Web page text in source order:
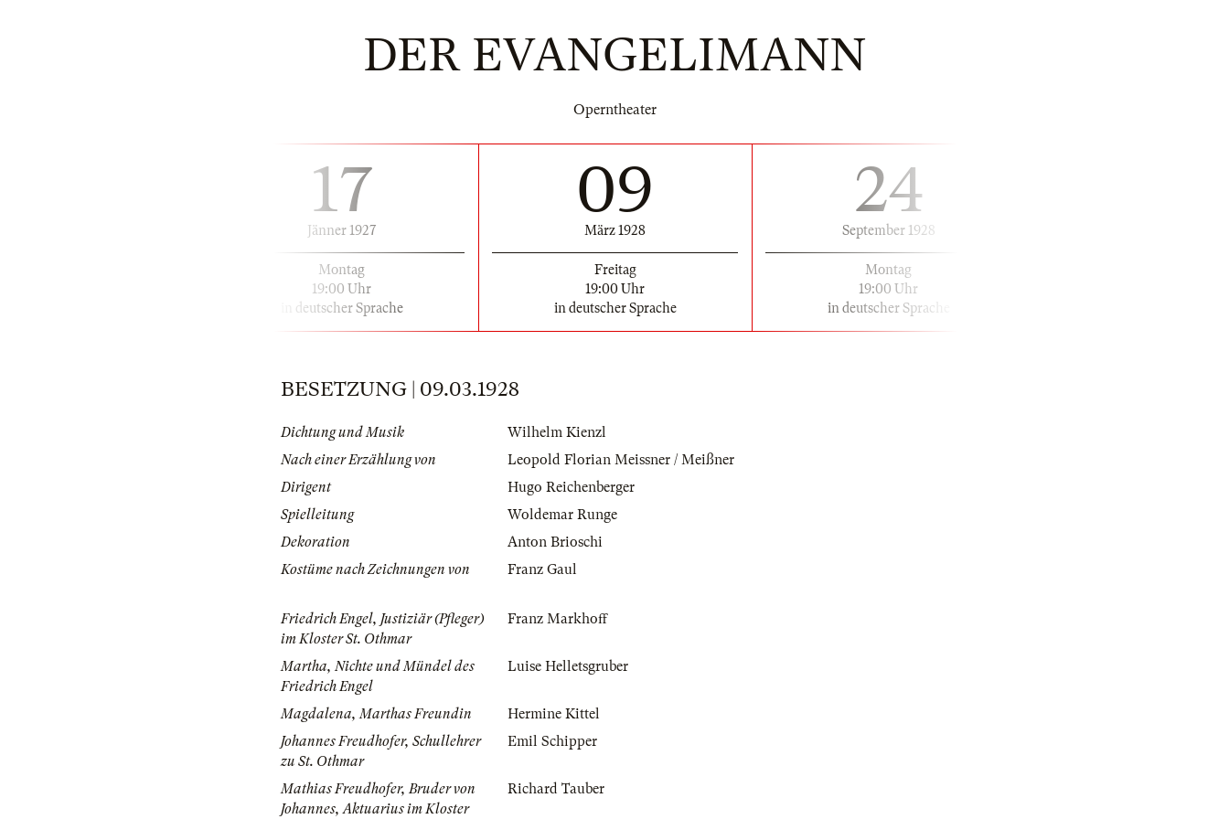
DER EVANGELIMANN
Operntheater
17
Jänner 1927
Montag
19:00 Uhr
in deutscher Sprache
09
März 1928
Freitag
19:00 Uhr
in deutscher Sprache
24
September 1928
Montag
19:00 Uhr
in deutscher Sprache
BESETZUNG | 09.03.1928
Dichtung und Musik
Wilhelm Kienzl
Nach einer Erzählung von
Leopold Florian Meissner / Meißner
Dirigent
Hugo Reichenberger
Spielleitung
Woldemar Runge
Dekoration
Anton Brioschi
Kostüme nach Zeichnungen von
Franz Gaul
Friedrich Engel, Justiziär (Pfleger)
im Kloster St. Othmar
Franz Markhoff
Martha, Nichte und Mündel des
Friedrich Engel
Luise Helletsgruber
Magdalena, Marthas Freundin
Hermine Kittel
Johannes Freudhofer, Schullehrer
zu St. Othmar
Emil Schipper
Mathias Freudhofer, Bruder von
Johannes, Aktuarius im Kloster
Richard Tauber